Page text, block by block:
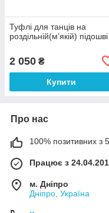
Туфлі для танців на
роздільній(мʼякій) підошві
2 050 ₴
Купити
Про нас
100% позитивних з 5
Працює з
м. Дніпро
Дніпро, Україна